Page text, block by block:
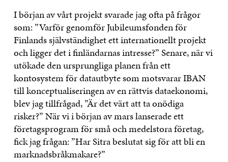
I början av vårt projekt svarade jag ofta på frågor
som: ”Varför genomför Jubileumsfonden för
Finlands självständighet ett internationellt projekt
och ligger det i finländarnas intresse?” Senare, när vi
utökade den ursprungliga planen från ett
kontosystem för datautbyte som motsvarar IBAN
till konceptualiseringen av en rättvis dataekonomi,
blev jag tillfrågad, ”Är det värt att ta onödiga
risker?” När vi i början av mars lanserade ett
företagsprogram för små och medelstora företag,
fick jag frågan: ”Har Sitra beslutat sig för att bli en
marknadsbråkmakare?”